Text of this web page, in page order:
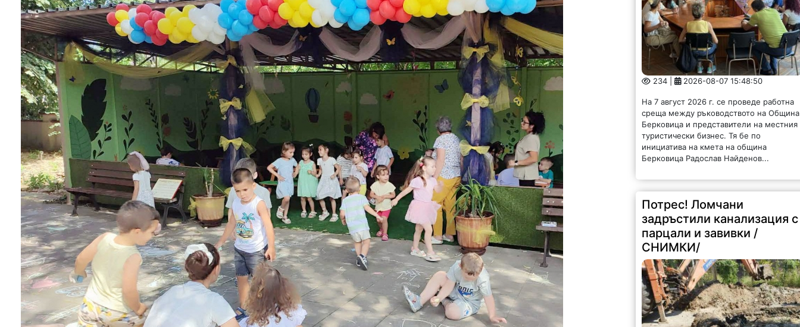
2026-08-07 15:48:50
На 7 август 2026 г. се проведе работна
Берковица и представители на местния
туристически бизнес. Тя бе по
инициатива на кмета на община
Берковица Радослав Найденов...
задръстили канализация с
парцали и завивки /
СНИМКИ/